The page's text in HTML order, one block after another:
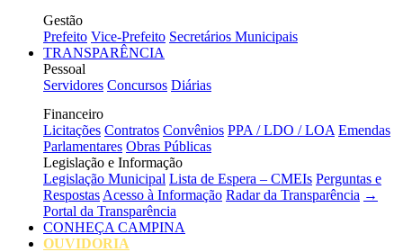
Gestão
Prefeito Vice-Prefeito Secretários Municipais
TRANSPARÊNCIA
Pessoal
Servidores Concursos Diárias
Financeiro
Licitações Contratos Convênios PPA / LDO / LOA Emendas
Parlamentares Obras Públicas
Legislação e Informação
Legislação Municipal Lista de Espera – CMEIs Perguntas e
Respostas Acesso à Informação Radar da Transparência →
Portal da Transparência
CONHEÇA CAMPINA
OUVIDORIA